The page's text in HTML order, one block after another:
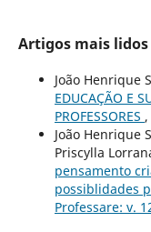
Artigos mais
João Henrique
EDUCAÇÃO E
PROFESSORES ,
João Henrique
Priscylla
pensamento
possiblidades
Professare: v.